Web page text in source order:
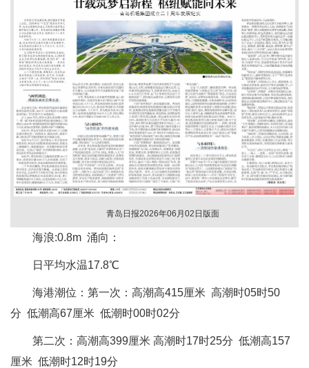
青岛日报2026年06月02日版面
海浪:0.8m 涌向：
日平均水温17.8℃
海港潮位：第一次：高潮高415厘米 高潮时05时50
分 低潮高67厘米 低潮时00时02分
第二次：高潮高399厘米 高潮时17时25分 低潮高157
厘米 低潮时12时19分